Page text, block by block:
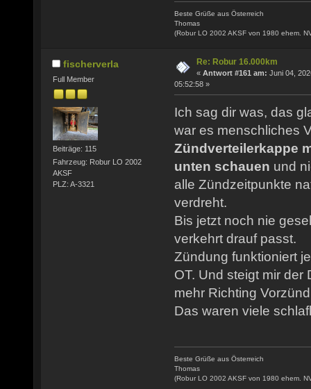
Beste Grüße aus Österreich
Thomas
(Robur LO 2002 AKSF von 1980 ehem.
fischerverla
Full Member
Beiträge: 115
Fahrzeug: Robur LO 2002
AKSF
PLZ: A-3321
Re: Robur 16.000km
« Antwort #161 am: Juni 04,
05:52:58 »
Ich sag dir was, das
war es menschliches
Zündverteilerkappe
unten schauen und
alle Zündzeitpunkte
verdreht.
Bis jetzt noch nie
verkehrt drauf passt.
Zündung funktioniert
OT. Und steigt mir der
mehr Richting
Das waren viele
Beste Grüße aus Österreich
Thomas
(Robur LO 2002 AKSF von 1980 ehem.